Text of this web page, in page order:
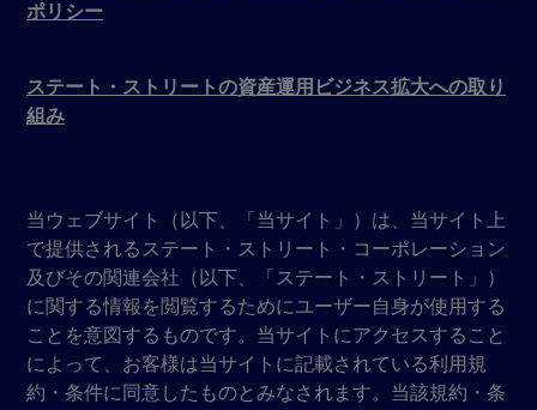
ポリシー
ステート・ストリートの資産運用ビジネス拡大への取り
組み
当ウェブサイト（以下、「当サイト」）は、当サイト上
で提供されるステート・ストリート・コーポレーション
及びその関連会社（以下、「ステート・ストリート」）
に関する情報を閲覧するためにユーザー自身が使用する
ことを意図するものです。当サイトにアクセスすること
によって、お客様は当サイトに記載されている利用規
約・条件に同意したものとみなされます。当該規約・条